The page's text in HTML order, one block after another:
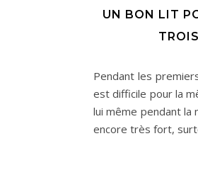
UN BON LIT
Pendant les
est difficile pour la
lui même pendant la
encore très fort,